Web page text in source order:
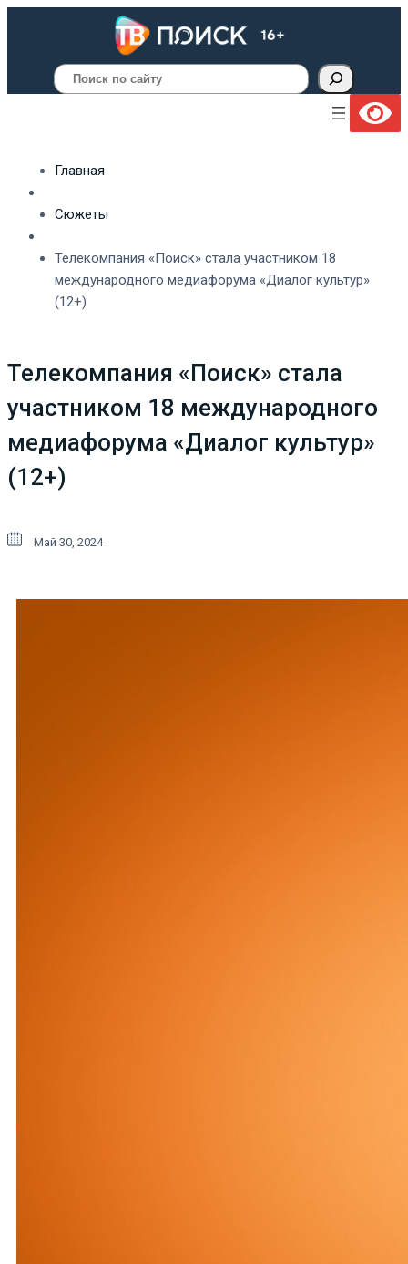
Поиск
Главная
Сюжеты
Телекомпания «Поиск» стала участником 18
международного медиафорума «Диалог культур»
(12+)
Телекомпания «Поиск» стала
участником 18 международного
медиафорума «Диалог культур»
(12+)
Май 30, 2024